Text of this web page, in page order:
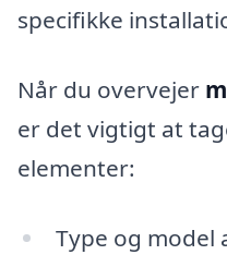
specifikke
Når du overvejer
er det vigtigt at
elementer:
Type og